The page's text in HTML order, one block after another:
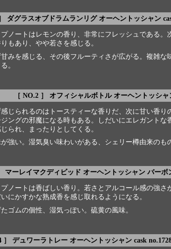
ダグラスオブドラムランリグ オーヘントッシャン
ノートはレモンの香り、非常にフレッシュである。
もあり、やや若さを感じる。
みを感じる、その後フルーティさが広がる。複雑な
。
［ NO.2 ］ オフィシャルボトル オーヘントッシャ
じられるのはトースティーな香りだ、次に甘い香り
ングの邪魔になる時もある。しだいにエレガントな
られ、まったりとしてくる。
強い。湿気臭い味わいがある、シェリー樽由来のも
マーレイマクディビッド オーヘントッシャン バーボ
ノートは香ばしい香り。若さとアルコール感の強さ
にかすかな熟成香を感じ取れるようになる。
ゴムの個性、湿気っぽい。硫黄の風味。
］ デュワーラトレー オーヘントッシャン cask